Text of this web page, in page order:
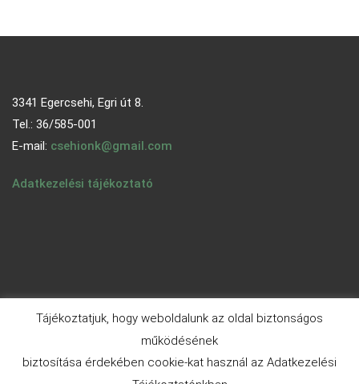
3341 Egercsehi, Egri út 8.
Tel.: 36/585-001
E-mail: csehionk@gmail.com
Adatkezelési tájékoztató
Tájékoztatjuk, hogy weboldalunk az oldal biztonságos
működésének
biztosítása érdekében cookie-kat használ az Adatkezelési